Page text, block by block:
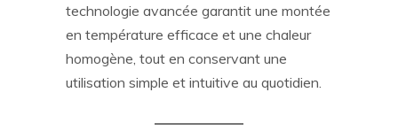
technologie avancée garantit une montée
en température efficace et une chaleur
homogène, tout en conservant une
utilisation simple et intuitive au quotidien.